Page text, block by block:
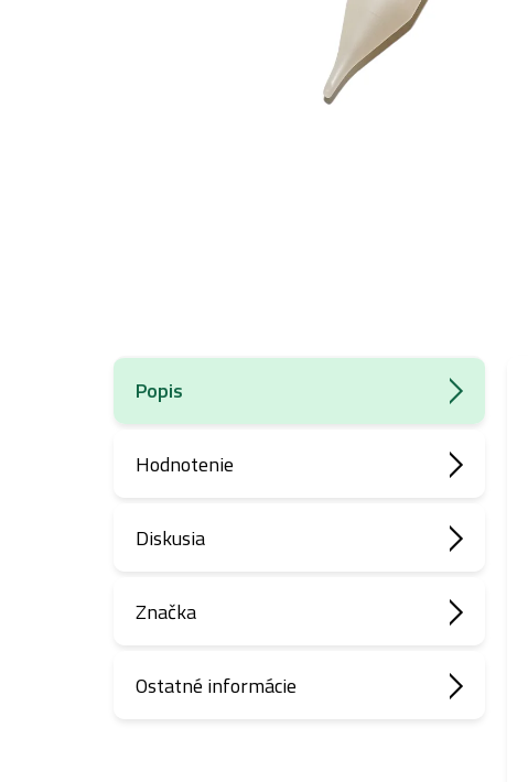
Popis
Hodnotenie
Diskusia
Značka
Ostatné informácie